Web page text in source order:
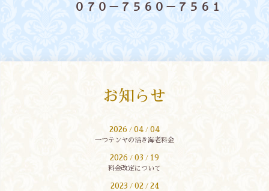
０７０－７５６０－７５６１
お知らせ
2026 / 04 / 04
一つテンヤの活き海老料金
2026 / 03 / 19
料金改定について
2023 / 02 / 24